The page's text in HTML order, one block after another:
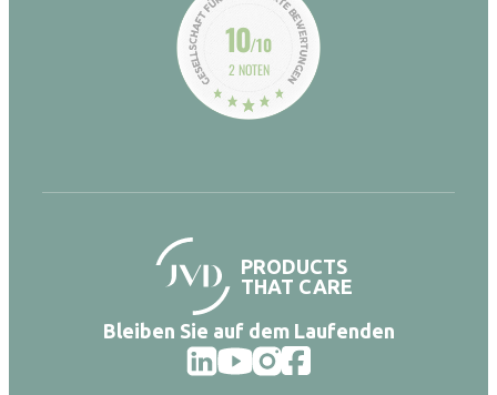
10/10
2 NOTEN
PRODUCTS
THAT CARE
Bleiben Sie auf dem Laufenden